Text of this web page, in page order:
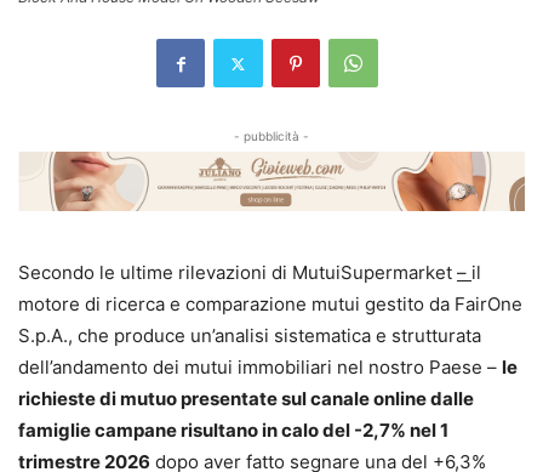
- pubblicità -
Secondo le ultime rilevazioni di MutuiSupermarket – il
motore di ricerca e comparazione mutui gestito da FairOne
S.p.A., che produce un’analisi sistematica e strutturata
dell’andamento dei mutui immobiliari nel nostro Paese – le
richieste di mutuo presentate sul canale online dalle
famiglie campane risultano in calo del -2,7% nel 1
trimestre 2026 dopo aver fatto segnare una del +6,3%